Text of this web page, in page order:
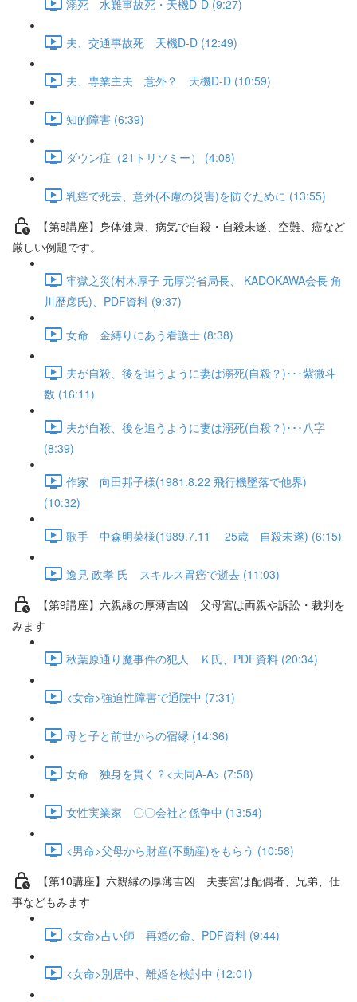
溺死 水難事故死・天機D-D (9:27)
夫、交通事故死 天機D-D (12:49)
夫、専業主夫 意外？ 天機D-D (10:59)
知的障害 (6:39)
ダウン症（21トリソミー） (4:08)
乳癌で死去、意外(不慮の災害)を防ぐために (13:55)
【第8講座】身体健康、病気で自殺・自殺未遂、空難、癌など
厳しい例題です。
牢獄之災(村木厚子 元厚労省局長、 KADOKAWA会長 角
川歴彦氏)、PDF資料 (9:37)
女命 金縛りにあう看護士 (8:38)
夫が自殺、後を追うように妻は溺死(自殺？)･･･紫微斗
数 (16:11)
夫が自殺、後を追うように妻は溺死(自殺？)･･･八字
(8:39)
作家 向田邦子様(1981.8.22 飛行機墜落で他界)
(10:32)
歌手 中森明菜様(1989.7.11 25歳 自殺未遂) (6:15)
逸見 政孝 氏 スキルス胃癌で逝去 (11:03)
【第9講座】六親縁の厚薄吉凶 父母宮は両親や訴訟・裁判を
みます
秋葉原通り魔事件の犯人 Ｋ氏、PDF資料 (20:34)
<女命>強迫性障害で通院中 (7:31)
母と子と前世からの宿縁 (14:36)
女命 独身を貫く？<天同A-A> (7:58)
女性実業家 〇〇会社と係争中 (13:54)
<男命>父母から財産(不動産)をもらう (10:58)
【第10講座】六親縁の厚薄吉凶 夫妻宮は配偶者、兄弟、仕
事などもみます
<女命>占い師 再婚の命、PDF資料 (9:44)
<女命>別居中、離婚を検討中 (12:01)